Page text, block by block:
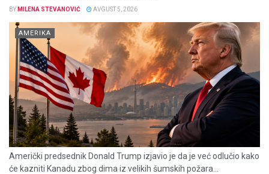
BY MILENA STEVANOVIĆ AVGUST 5, 2026
AMERIKA
Američki predsednik Donald Trump izjavio je da je već odlučio kako
će kazniti Kanadu zbog dima iz velikih šumskih požara...